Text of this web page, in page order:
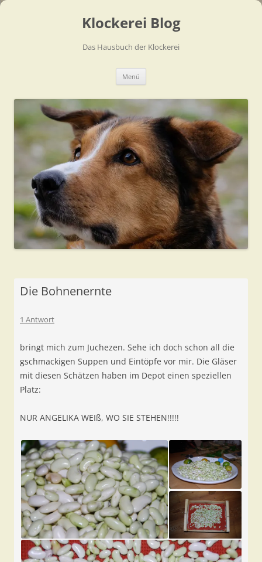
Klockerei Blog
Das Hausbuch der Klockerei
Menü
Die Bohnenernte
1 Antwort
bringt mich zum Juchezen. Sehe ich doch schon all die
gschmackigen Suppen und Eintöpfe vor mir. Die Gläser
mit diesen Schätzen haben im Depot einen speziellen
Platz:
NUR ANGELIKA WEIß, WO SIE STEHEN!!!!!